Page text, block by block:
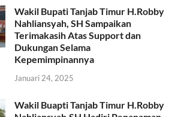
Wakil Bupati Tanjab Timur H.Robby
Nahliansyah, SH Sampaikan
Terimakasih Atas Support dan
Dukungan Selama
Kepemimpinannya
Januari 24, 2025
Wakil Buapti Tanjab Timur H.Robby